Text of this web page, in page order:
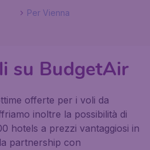
Per Vienna
su BudgetAir
offerte per i voli da
inoltre la possibilità di
hotels a prezzi vantaggiosi in
partnership con